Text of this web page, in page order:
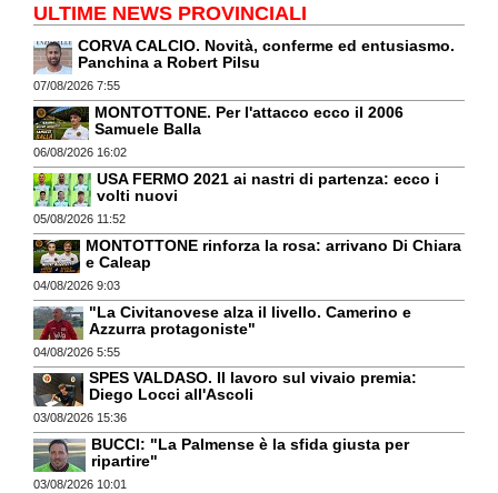
ULTIME NEWS PROVINCIALI
CORVA CALCIO. Novità, conferme ed entusiasmo.
Panchina a Robert Pilsu
07/08/2026 7:55
MONTOTTONE. Per l'attacco ecco il 2006
Samuele Balla
06/08/2026 16:02
USA FERMO 2021 ai nastri di partenza: ecco i
volti nuovi
05/08/2026 11:52
MONTOTTONE rinforza la rosa: arrivano Di Chiara
e Caleap
04/08/2026 9:03
"La Civitanovese alza il livello. Camerino e
Azzurra protagoniste"
04/08/2026 5:55
SPES VALDASO. Il lavoro sul vivaio premia:
Diego Locci all'Ascoli
03/08/2026 15:36
BUCCI: "La Palmense è la sfida giusta per
ripartire"
03/08/2026 10:01